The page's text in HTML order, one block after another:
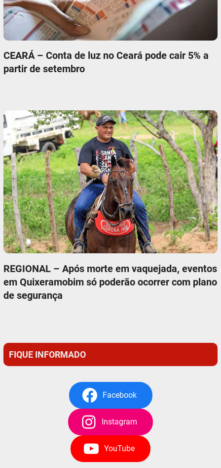
CEARÁ – Conta de luz no Ceará pode cair 5% a
partir de setembro
REGIONAL – Após morte em vaquejada, eventos
em Quixeramobim só poderão ocorrer com plano
de segurança
FIQUE INFORMADO
Facebook
Instagram
YouTube